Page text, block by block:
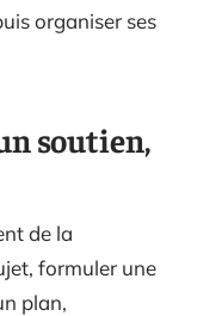
organiser ses
soutien,
de la
formuler une
plan,